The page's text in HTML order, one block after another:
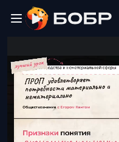
ЩЕЛЧОК
2026
Полезные
материалы
Проверка
сочинений